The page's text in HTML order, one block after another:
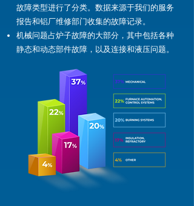
故障类型进行了分类。数据来源于我们的服务
报告和铝厂维修部门收集的故障记录。
机械问题占炉子故障的大部分，其中包括各种
静态和动态部件故障，以及连接和液压问题。